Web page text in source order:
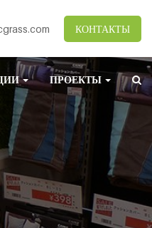
КОНТАКТЫ
ПРОЕКТЫ